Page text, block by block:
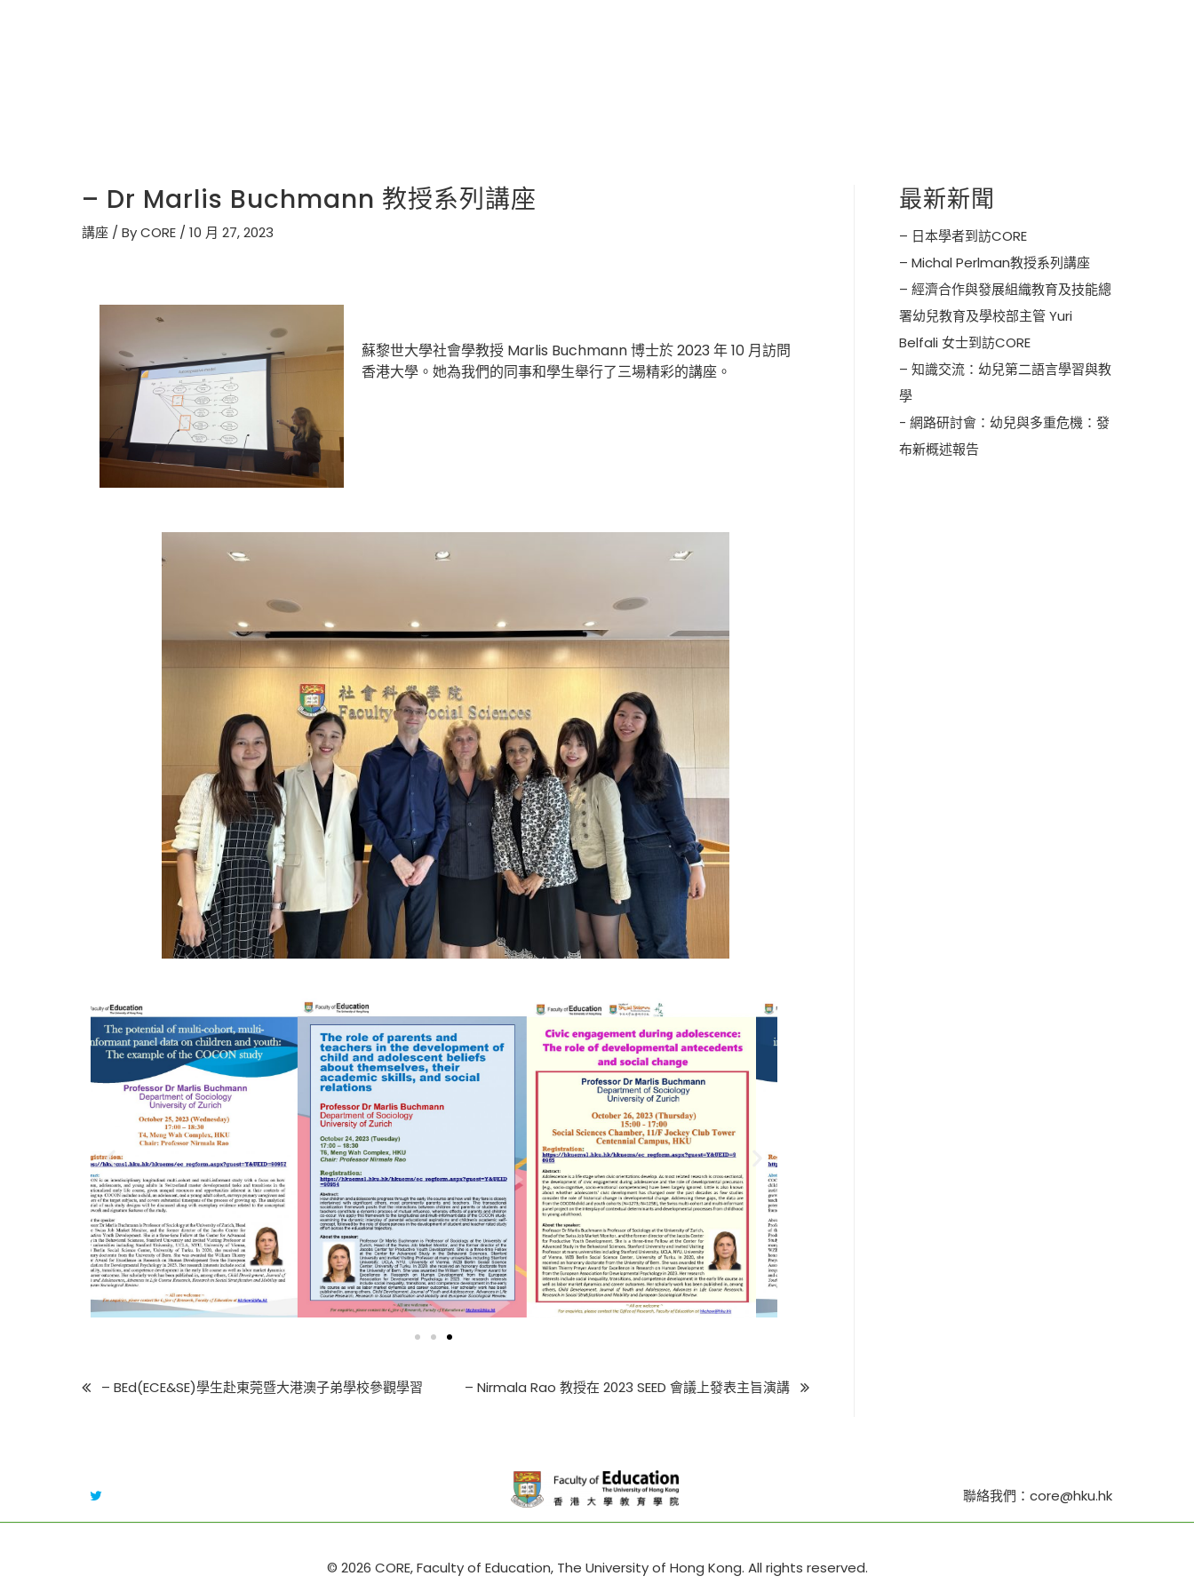
– Dr Marlis Buchmann 教授系列講座
講座 / ByCORE / 10 月 27, 2023
蘇黎世大學社會學教授 Marlis Buchmann 博士於 2023 年 10 月訪問
香港大學。她為我們的同事和學生舉行了三場精彩的講座。
– BEd(ECE&SE)學生赴東莞暨大港澳子弟學校參觀學習 – Nirmala Rao 教授在 2023 SEED 會議上發表主旨演講
最新新聞
– 日本學者到訪CORE
– Michal Perlman教授系列講座
– 經濟合作與發展組織教育及技能總
署幼兒教育及學校部主管 Yuri
Belfali 女士到訪CORE
– 知識交流：幼兒第二語言學習與教
學
- 網路研討會：幼兒與多重危機：發
布新概述報告
聯絡我們：core@hku.hk
© 2026 CORE, Faculty of Education, The University of Hong Kong. All rights reserved.